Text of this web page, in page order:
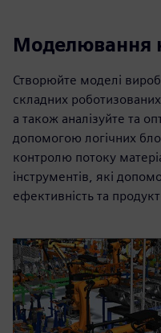
Моделювання
Створюйте моделі
складних
а також аналізуйте та
допомогою логічних
контролю потоку
інструментів, які
ефективність та